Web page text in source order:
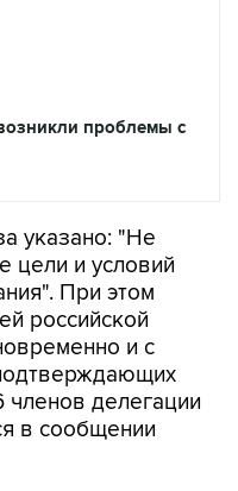
проблемы с
указано: "Не
цели и условий
При этом
российской
и с
делегации
в сообщении